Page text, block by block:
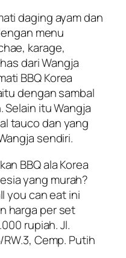
daging ayam dan
menu
karage,
dari Wangja
BBQ Korea
dengan sambal
Selain itu Wangja
tauco dan yang
sendiri.
BBQ ala Korea
yang murah?
you can eat ini
harga per set
rupiah. Jl.
RW.3, Cemp. Putih